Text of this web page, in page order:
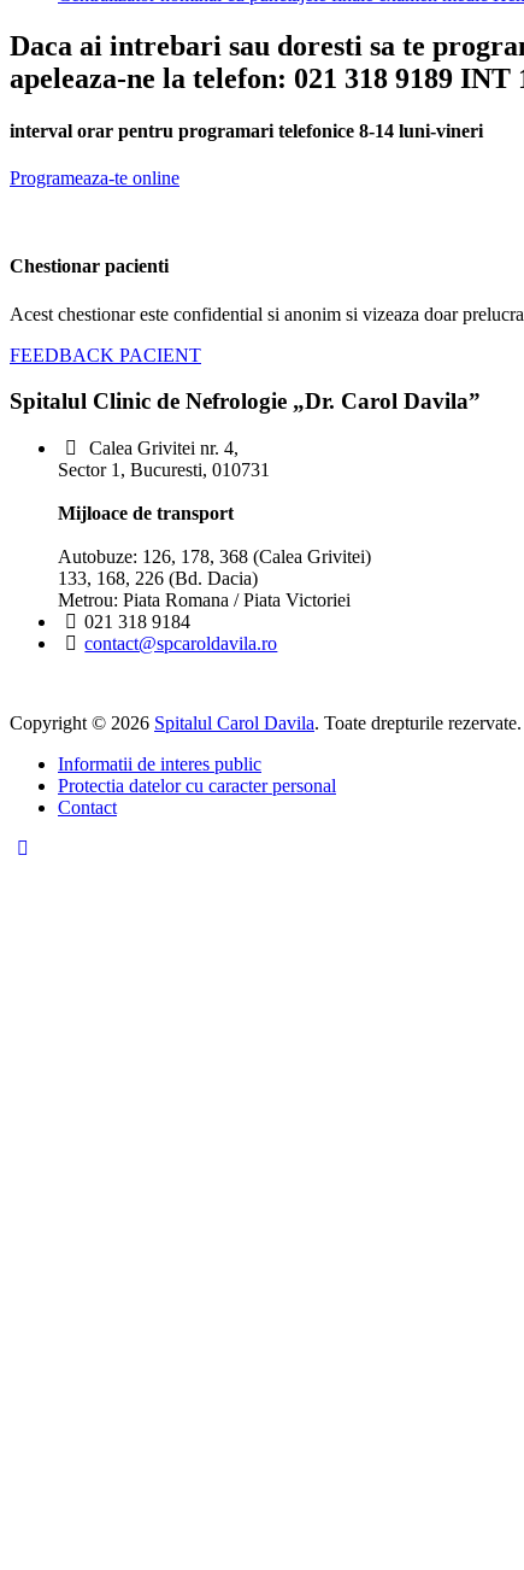
Daca ai intrebari sau doresti sa te
apeleaza-ne la telefon: 021 318 9189 INT
interval orar pentru programari telefonice 8-14 luni-vineri
Programeaza-te online
Chestionar pacienti
Acest chestionar este confidential si anonim si vizeaza doar
FEEDBACK PACIENT
Spitalul Clinic de Nefrologie „Dr. Carol Davila”
Calea Grivitei nr. 4,
Sector 1, Bucuresti, 010731
Mijloace de transport
Autobuze: 126, 178, 368 (Calea Grivitei)
133, 168, 226 (Bd. Dacia)
Metrou: Piata Romana / Piata Victoriei
021 318 9184
contact@spcaroldavila.ro
Copyright © 2026 Spitalul Carol Davila. Toate drepturile rezervate.
Informatii de interes public
Protectia datelor cu caracter personal
Contact